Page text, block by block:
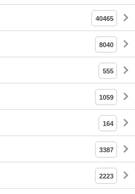
40465
8040
555
1059
164
3387
2223